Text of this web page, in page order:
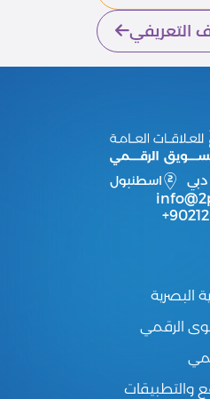
التعريفي
دبي اسطنبول
البصرية
الرقمي
والتطبيقات